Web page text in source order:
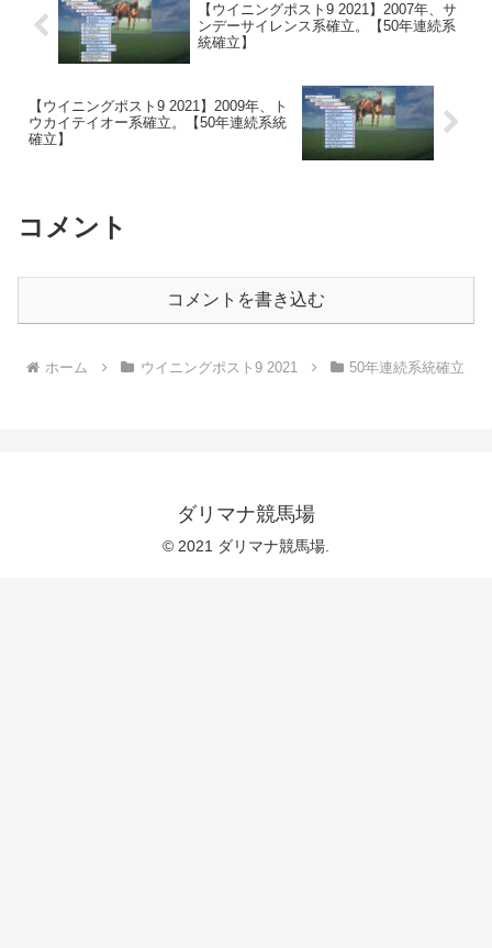
【ウイニングポスト9 2021】2007年、サ
ンデーサイレンス系確立。【50年連続系
統確立】
【ウイニングポスト9 2021】2009年、ト
ウカイテイオー系確立。【50年連続系統
確立】
コメント
コメントを書き込む
ホーム ウイニングポスト9 2021 50年連続系統確立
ダリマナ競馬場
© 2021 ダリマナ競馬場.